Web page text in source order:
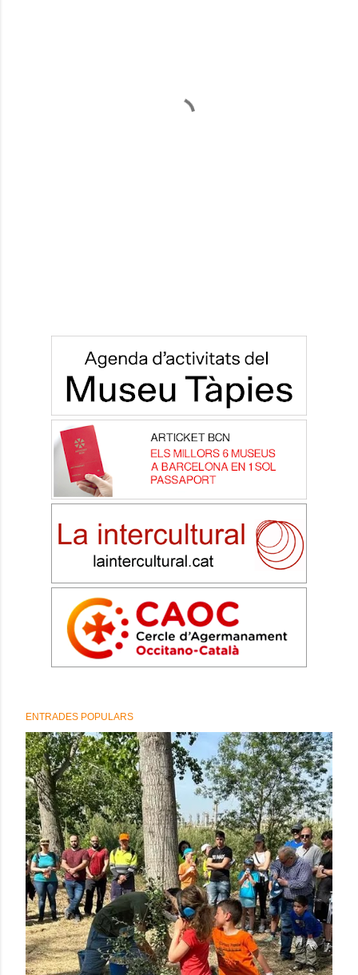
ENTRADES POPULARS